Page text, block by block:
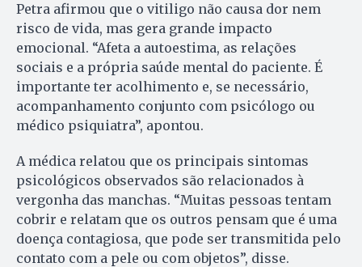
Petra afirmou que o vitiligo não causa dor nem
risco de vida, mas gera grande impacto
emocional. “Afeta a autoestima, as relações
sociais e a própria saúde mental do paciente. É
importante ter acolhimento e, se necessário,
acompanhamento conjunto com psicólogo ou
médico psiquiatra”, apontou.
A médica relatou que os principais sintomas
psicológicos observados são relacionados à
vergonha das manchas. “Muitas pessoas tentam
cobrir e relatam que os outros pensam que é uma
doença contagiosa, que pode ser transmitida pelo
contato com a pele ou com objetos”, disse.